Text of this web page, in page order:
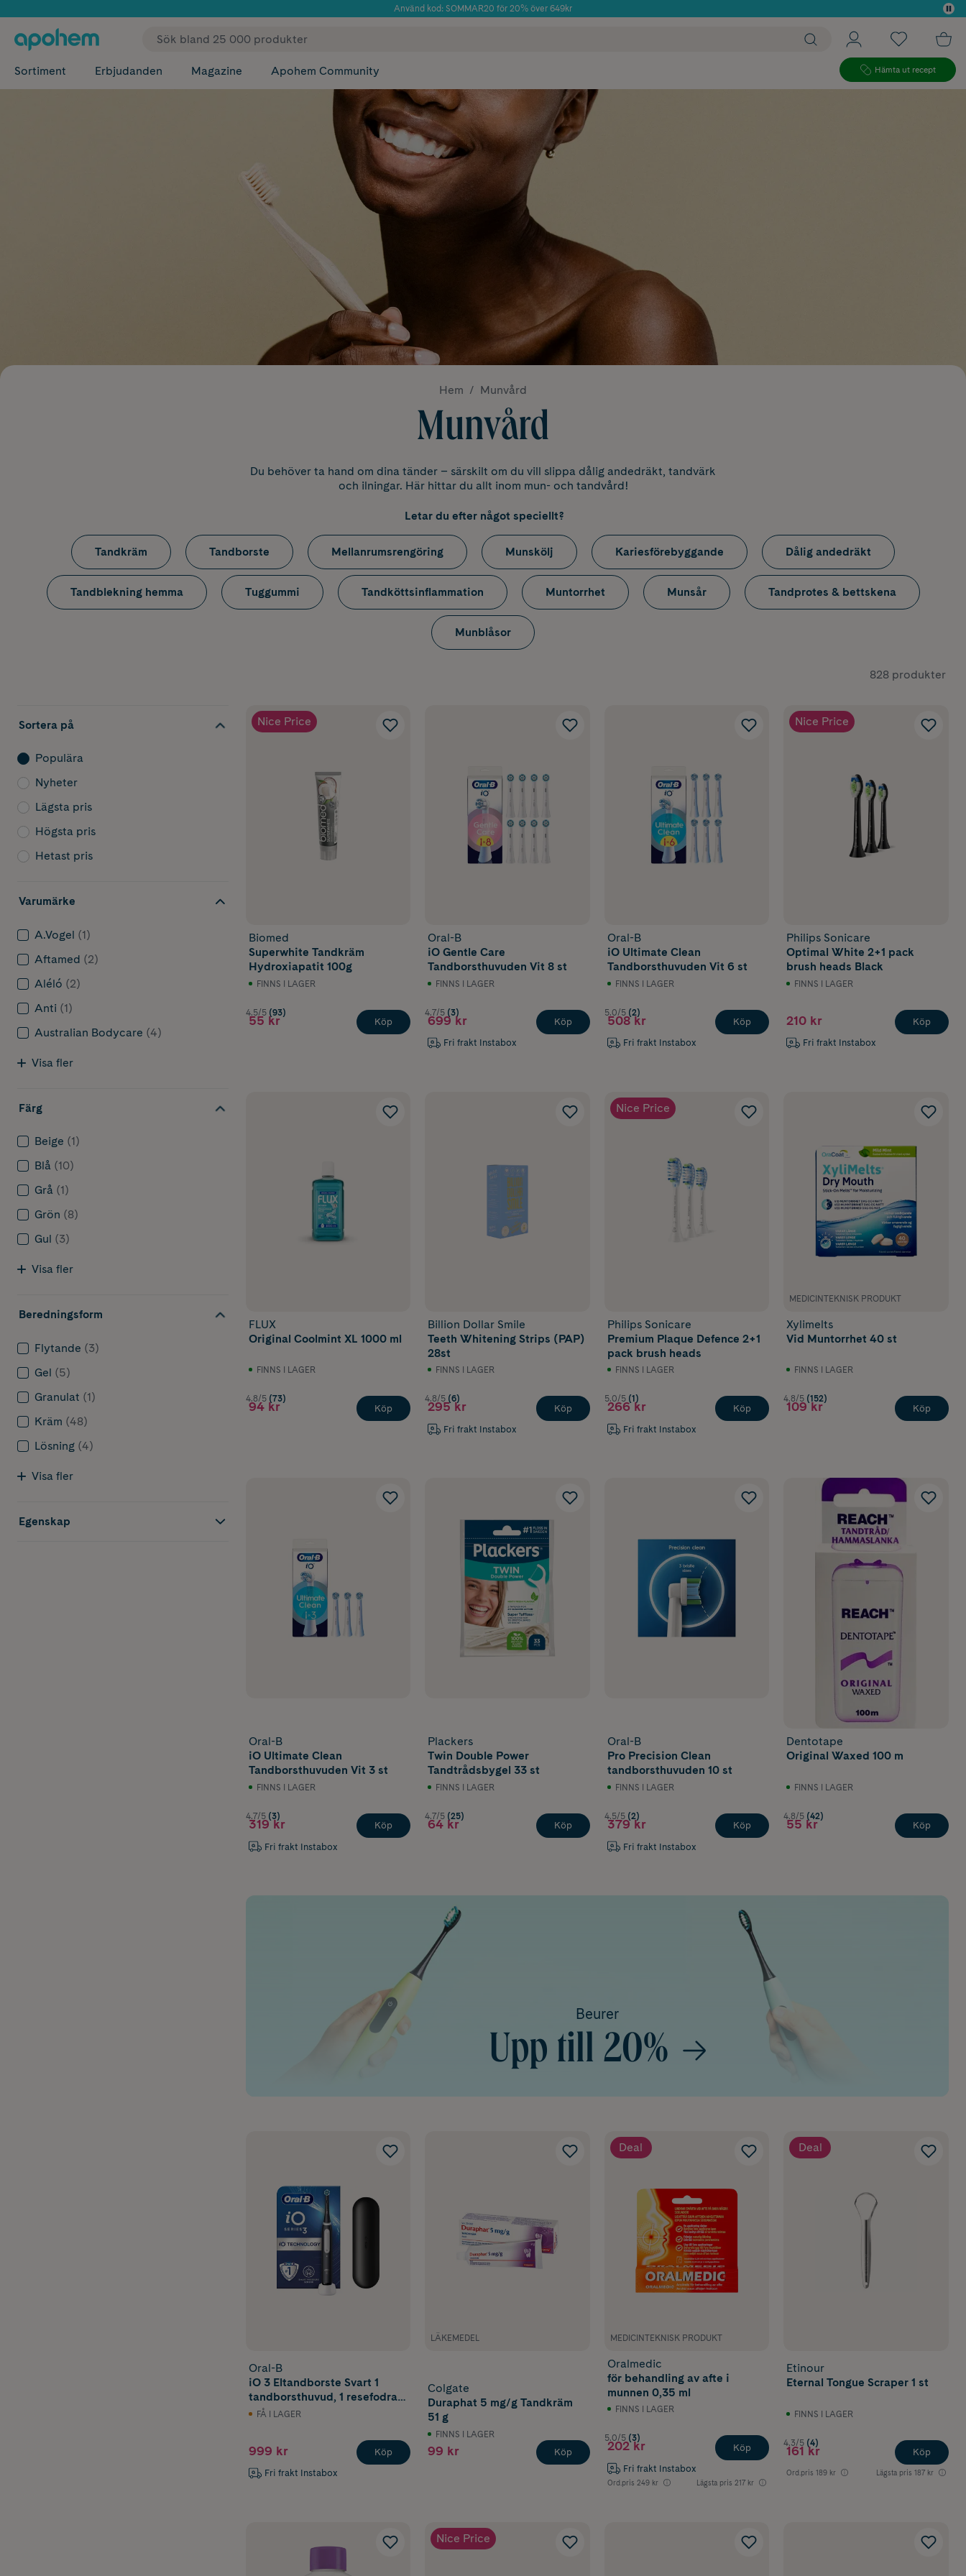
Använd kod: SOMMAR20 för 20% över 649kr
✓ Fri frakt
Sortiment Erbjudanden Magazine Apohem Community Hämta ut recept
Hem Munvård
Munvård
Du behöver ta hand om dina tänder – särskilt om du vill slippa dålig andedräkt, tandvärk
och ilningar. Här hittar du allt inom mun- och tandvård!
Letar du efter något speciellt?
Tandkräm Tandborste Mellanrumsrengöring Munskölj Kariesförebyggande Dålig andedräkt
Tandblekning hemma Tuggummi Tandköttsinflammation Muntorrhet Munsår Tandprotes & bettskena
Munblåsor
828 produkter
Sortera på
Populära
Nyheter
Lägsta pris
Högsta pris
Hetast pris
Varumärke
A.Vogel (1)
Aftamed (2)
Aléló (2)
Anti (1)
Australian Bodycare (4)
Visa fler
Färg
Beige (1)
Blå (10)
Grå (1)
Grön (8)
Gul (3)
Visa fler
Beredningsform
Flytande (3)
Gel (5)
Granulat (1)
Kräm (48)
Lösning (4)
Visa fler
Egenskap
Nice Price
Biomed
Superwhite Tandkräm
Hydroxiapatit 100g
FINNS I LAGER
4.5/5 (93)
55 kr Köp
Oral-B
iO Gentle Care
Tandborsthuvuden Vit 8 st
FINNS I LAGER
4.7/5 (3)
699 kr
Fri frakt Instabox
Köp
Oral-B
iO Ultimate Clean
Tandborsthuvuden Vit 6 st
FINNS I LAGER
5.0/5 (2)
508 kr
Fri frakt Instabox
Köp
Nice Price
Philips Sonicare
Optimal White 2+1 pack
brush heads Black
FINNS I LAGER
210 kr
Fri frakt Instabox
Köp
FLUX
Original Coolmint XL 1000 ml
FINNS I LAGER
4.8/5 (73)
94 kr Köp
Billion Dollar Smile
Teeth Whitening Strips (PAP)
28st
FINNS I LAGER
4.8/5 (6)
295 kr
Fri frakt Instabox
Köp
Nice Price
Philips Sonicare
Premium Plaque Defence 2+1
pack brush heads
FINNS I LAGER
5.0/5 (1)
266 kr
Fri frakt Instabox
Köp
MEDICINTEKNISK PRODUKT
Xylimelts
Vid Muntorrhet 40 st
FINNS I LAGER
4.8/5 (152)
109 kr Köp
Oral-B
iO Ultimate Clean
Tandborsthuvuden Vit 3 st
FINNS I LAGER
4.7/5 (3)
319 kr
Fri frakt Instabox
Köp
Plackers
Twin Double Power
Tandtrådsbygel 33 st
FINNS I LAGER
4.7/5 (25)
64 kr Köp
Oral-B
Pro Precision Clean
tandborsthuvuden 10 st
FINNS I LAGER
4.5/5 (2)
379 kr
Fri frakt Instabox
Köp
Dentotape
Original Waxed 100 m
FINNS I LAGER
4.8/5 (42)
55 kr Köp
Beurer
Upp till 20%
Oral-B
iO 3 Eltandborste Svart 1
tandborsthuvud, 1 resefodral,
Designed By Braun 1 st
FÅ I LAGER
999 kr
Fri frakt Instabox
Köp
LÄKEMEDEL
Colgate
Duraphat 5 mg/g Tandkräm
51 g
FINNS I LAGER
99 kr Köp
Deal
MEDICINTEKNISK PRODUKT
Oralmedic
för behandling av afte i
munnen 0,35 ml
FINNS I LAGER
5.0/5 (3)
202 kr
Fri frakt Instabox
Ord.pris 249 kr Lägsta pris 217 kr
Köp
Deal
Etinour
Eternal Tongue Scraper 1 st
FINNS I LAGER
4.3/5 (4)
161 kr
Ord.pris 189 kr Lägsta pris 187 kr
Köp
Nice Price